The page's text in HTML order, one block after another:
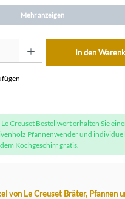
Sofort verfügbar
Sofort verfügbar
Mehr anzeigen
In den
Creuset Bestellwert erhalten Sie
Pfannenwender und
Kochgeschirr gratis.
von Le Creuset Bräter, Pfannen